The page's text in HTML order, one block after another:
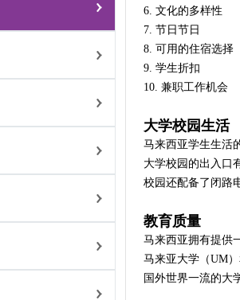
6. 文化的多样性
7. 节日节日
8. 可用的住宿选择
9. 学生折扣
10. 兼职工作机会
大学校园生活
马来西亚学生生活
大学校园的出入口
校园还配备了闭路
教育质量
马来西亚拥有提供
马来亚大学（UM
国外世界一流的大